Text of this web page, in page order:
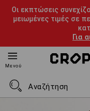
Οι εκπτώσεις
μειωμένες τιμές σε
Για
Μενού